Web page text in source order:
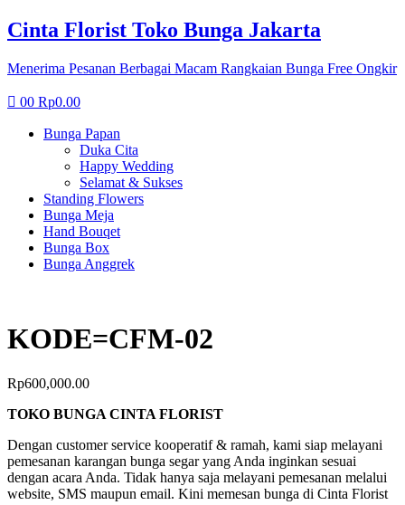
Cinta Florist Toko Bunga Jakarta
Menerima Pesanan Berbagai Macam Rangkaian Bunga Free Ongkir
00 Rp0.00
Bunga Papan
Duka Cita
Happy Wedding
Selamat & Sukses
Standing Flowers
Bunga Meja
Hand Bouqet
Bunga Box
Bunga Anggrek
KODE=CFM-02
Rp600,000.00
TOKO BUNGA CINTA FLORIST
Dengan customer service kooperatif & ramah, kami siap melayani
pemesanan karangan bunga segar yang Anda inginkan sesuai
dengan acara Anda. Tidak hanya saja melayani pemesanan melalui
website, SMS maupun email. Kini memesan bunga di Cinta Florist